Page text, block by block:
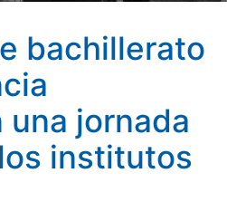
los institutos del CCHS
bachillerato
jornada
institutos